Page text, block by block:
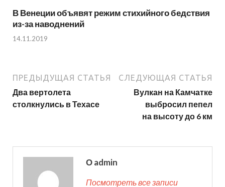
В Венеции объявят режим стихийного бедствия
из-за наводнений
14.11.2019
ПРЕДЫДУЩАЯ СТАТЬЯ
Два вертолета
столкнулись в Техасе
СЛЕДУЮЩАЯ СТАТЬЯ
Вулкан на Камчатке
выбросил пепел
на высоту до 6 км
О admin
Посмотреть все записи